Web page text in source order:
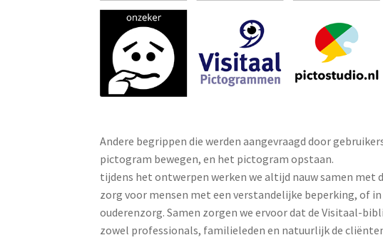
Andere begrippen die werden aangevraagd door
pictogram bewegen, en het pictogram opstaan.
tijdens het ontwerpen werken we altijd nauw samen
zorg voor mensen met een verstandelijke beperking, of
ouderenzorg. Samen zorgen we ervoor dat de Visitaal-
zowel professionals, familieleden en natuurlijk de